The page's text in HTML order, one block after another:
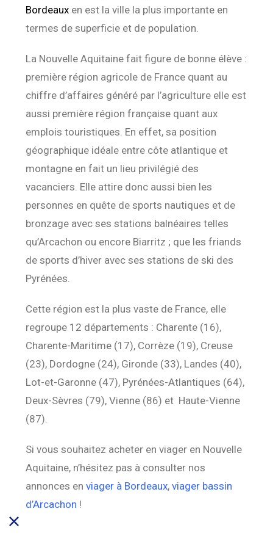
Bordeauxen est la ville la plus importante en
termes de superficie et de population.
La Nouvelle Aquitaine fait figure de bonne élève :
première région agricole de France quant au
chiffre d’affaires généré par l’agriculture elle est
aussi première région française quant aux
emplois touristiques. En effet, sa position
géographique idéale entre côte atlantique et
montagne en fait un lieu privilégié des
vacanciers. Elle attire donc aussi bien les
personnes en quête de sports nautiques et de
bronzage avec ses stations balnéaires telles
qu’Arcachon ou encore Biarritz ; que les friands
de sports d’hiver avec ses stations de ski des
Pyrénées.
Cette région est la plus vaste de France, elle
regroupe 12 départements : Charente (16),
Charente-Maritime (17), Corrèze (19), Creuse
(23), Dordogne (24), Gironde (33), Landes (40),
Lot-et-Garonne (47), Pyrénées-Atlantiques (64),
Deux-Sèvres (79), Vienne (86) et Haute-Vienne
(87).
Si vous souhaitez acheter en viager en Nouvelle
Aquitaine, n’hésitez pas à consulter nos
annonces en viager à Bordeaux, viager bassin
d’Arcachon !